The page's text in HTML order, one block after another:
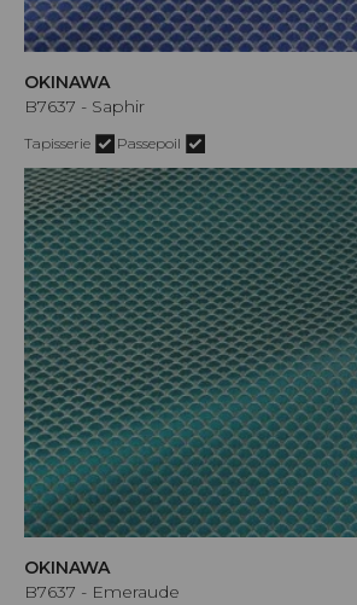
OKINAWA
B7637 - Saphir
Tapisserie Passepoil
OKINAWA
B7637 - Emeraude